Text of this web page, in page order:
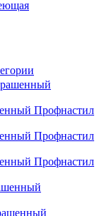
Профнастил
Профнастил
Профнастил